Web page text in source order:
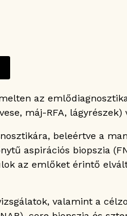
az
máj-RFA, lágyrészek)
beleértve a
aspirációs biopszia
az emlőket érintő
valamint a